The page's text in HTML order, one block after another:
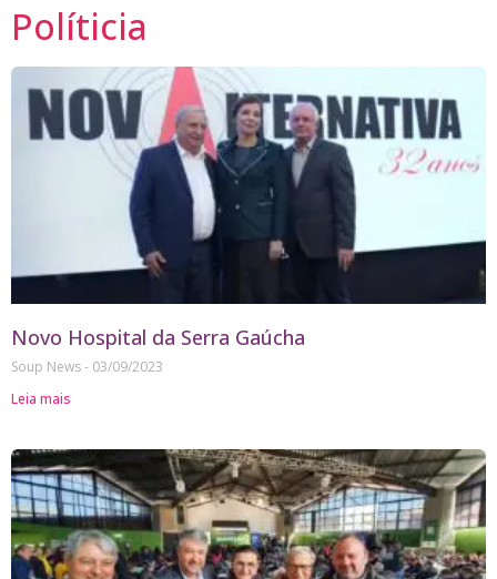
Políticia
Novo Hospital da Serra Gaúcha
Soup News
03/09/2023
Leia mais